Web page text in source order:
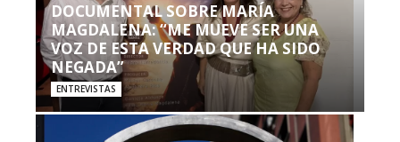
DOCUMENTAL SOBRE MARÍA
MAGDALENA: “ME MUEVE SER UNA
VOZ DE ESTA VERDAD QUE HA SIDO
NEGADA”
ENTREVISTAS